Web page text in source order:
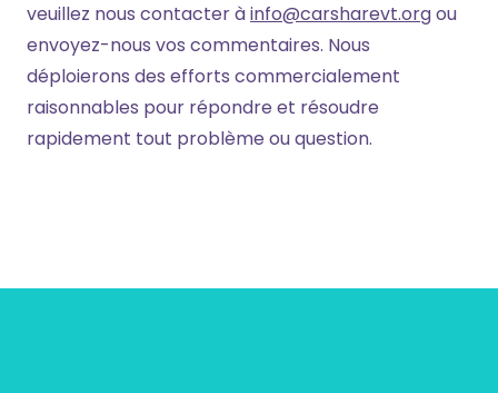
veuillez nous contacter àinfo@carsharevt.orgou
envoyez-nous vos commentaires. Nous
déploierons des efforts commercialement
raisonnables pour répondre et résoudre
rapidement tout problème ou question.